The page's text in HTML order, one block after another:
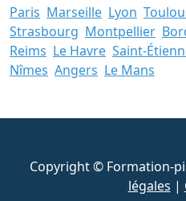
Paris Marseille Lyon
Strasbourg Montpellier
Reims Le Havre Saint-
Nîmes Angers Le Mans
Copyright © Formation-
légales |